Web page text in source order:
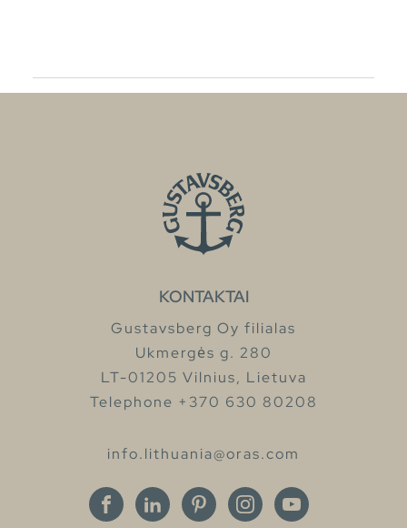
KONTAKTAI
Gustavsberg Oy filialas
Ukmergės g. 280
LT-01205 Vilnius, Lietuva
Telephone +370 630 80208
info.lithuania@oras.com